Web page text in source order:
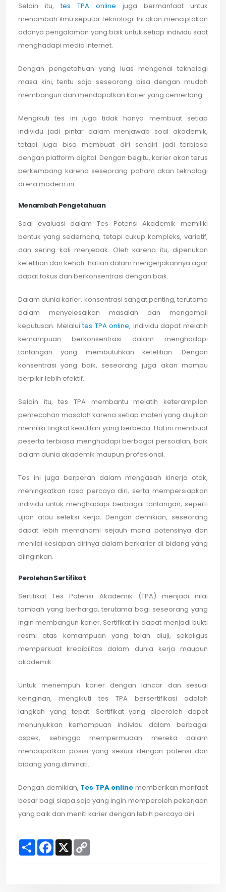
Selain itu,tes TPA online juga bermanfaat untuk
menambah ilmu seputar teknologi. Ini akan menciptakan
adanya pengalaman yang baik untuk setiap individu saat
menghadapi media internet.
Dengan pengetahuan yang luas mengenai teknologi
masa kini, tentu saja seseorang bisa dengan mudah
membangun dan mendapatkan karier yang cemerlang.
Mengikuti tes ini juga tidak hanya membuat setiap
individu jadi pintar dalam menjawab soal akademik,
tetapi juga bisa membuat diri sendiri jadi terbiasa
dengan platform digital. Dengan begitu, karier akan terus
berkembang karena seseorang paham akan teknologi
di era modern ini.
Menambah Pengetahuan
Soal evaluasi dalam Tes Potensi Akademik memiliki
bentuk yang sederhana, tetapi cukup kompleks, variatif,
dan sering kali menjebak. Oleh karena itu, diperlukan
ketelitian dan kehati-hatian dalam mengerjakannya agar
dapat fokus dan berkonsentrasi dengan baik.
Dalam dunia karier, konsentrasi sangat penting, terutama
dalam menyelesaikan masalah dan mengambil
keputusan. Melaluites TPA online, individu dapat melatih
kemampuan berkonsentrasi dalam menghadapi
tantangan yang membutuhkan ketelitian. Dengan
konsentrasi yang baik, seseorang juga akan mampu
berpikir lebih efektif.
Selain itu, tes TPA membantu melatih keterampilan
pemecahan masalah karena setiap materi yang diujikan
memiliki tingkat kesulitan yang berbeda. Hal ini membuat
peserta terbiasa menghadapi berbagai persoalan, baik
dalam dunia akademik maupun profesional.
Tes ini juga berperan dalam mengasah kinerja otak,
meningkatkan rasa percaya diri, serta mempersiapkan
individu untuk menghadapi berbagai tantangan, seperti
ujian atau seleksi kerja. Dengan demikian, seseorang
dapat lebih memahami sejauh mana potensinya dan
menilai kesiapan dirinya dalam berkarier di bidang yang
diinginkan.
Perolehan Sertifikat
Sertifikat Tes Potensi Akademik (TPA) menjadi nilai
tambah yang berharga, terutama bagi seseorang yang
ingin membangun karier. Sertifikat ini dapat menjadi bukti
resmi atas kemampuan yang telah diuji, sekaligus
memperkuat kredibilitas dalam dunia kerja maupun
akademik.
Untuk menempuh karier dengan lancar dan sesuai
keinginan, mengikuti tes TPA bersertifikasi adalah
langkah yang tepat. Sertifikat yang diperoleh dapat
menunjukkan kemampuan individu dalam berbagai
aspek, sehingga mempermudah mereka dalam
mendapatkan posisi yang sesuai dengan potensi dan
bidang yang diminati.
Dengan demikian, Tes TPA online memberikan manfaat
besar bagi siapa saja yang ingin memperoleh pekerjaan
yang baik dan meniti karier dengan lebih percaya diri.
S
F
X